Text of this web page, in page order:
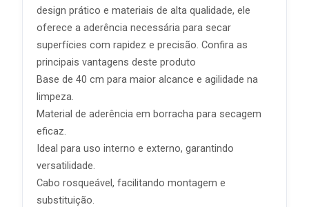
design prático e materiais de alta qualidade, ele
oferece a aderência necessária para secar
superfícies com rapidez e precisão. Confira as
principais vantagens deste produto
Base de 40 cm para maior alcance e agilidade na
limpeza.
Material de aderência em borracha para secagem
eficaz.
Ideal para uso interno e externo, garantindo
versatilidade.
Cabo rosqueável, facilitando montagem e
substituição.